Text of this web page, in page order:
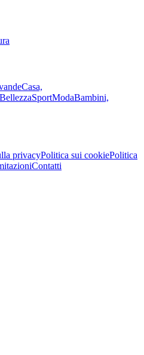
Casa,
SportModaBambini,
privacyPolitica sui cookiePolitica
Contatti